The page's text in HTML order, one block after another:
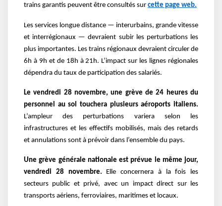
trains garantis peuvent être consultés sur cette page web.
Les services longue distance — interurbains, grande vitesse
et interrégionaux — devraient subir les perturbations les
plus importantes. Les trains régionaux devraient circuler de
6h à 9h et de 18h à 21h. L’impact sur les lignes régionales
dépendra du taux de participation des salariés.
Le vendredi 28 novembre, une grève de 24 heures du
personnel au sol touchera plusieurs aéroports italiens.
L’ampleur des perturbations variera selon les
infrastructures et les effectifs mobilisés, mais des retards
et annulations sont à prévoir dans l’ensemble du pays.
Une grève générale nationale est prévue le même jour,
vendredi 28 novembre. Elle concernera à la fois les
secteurs public et privé, avec un impact direct sur les
transports aériens, ferroviaires, maritimes et locaux.